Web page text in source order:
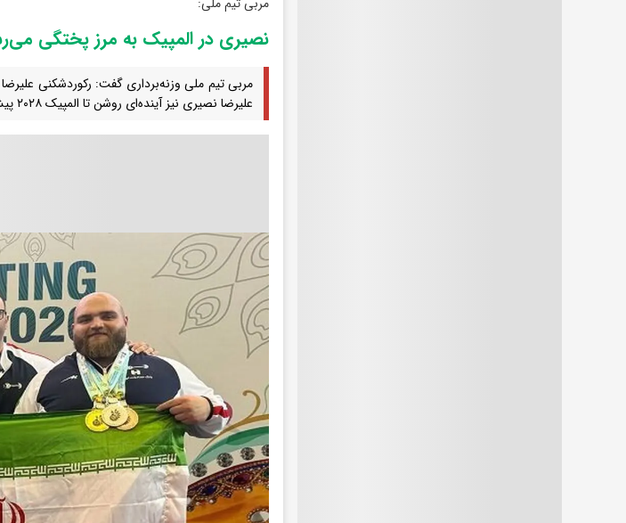
نصیری در المپیک به مرز پختگی می‌رسد/۳ رکورد وزنه برداری
مربی تیم ملی وزنه‌برداری گفت: رکوردشکنی علیرضا
علیرضا نصیری نیز آینده‌ای روشن تا المپیک ۲۰۲۸ پیش‌رو دارد.